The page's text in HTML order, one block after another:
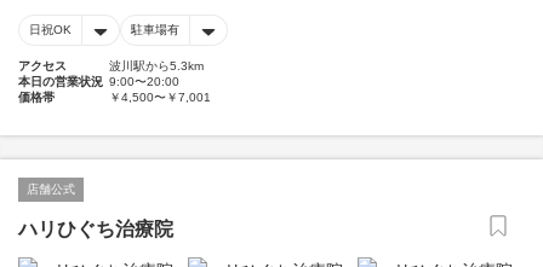
日祝OK 駐車場有
アクセス
波川駅から5.3km
本日の営業状況 9:00〜20:00
価格帯
￥4,500〜￥7,001
店舗公式
ハリひぐち治療院